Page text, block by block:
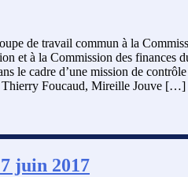
de travail commun à la
et à la Commission des finances
le cadre d’une mission de
Thierry Foucaud, Mireille Jouve […]
juin 2017